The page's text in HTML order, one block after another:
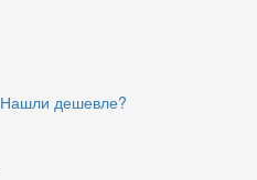
Нашли дешевле?